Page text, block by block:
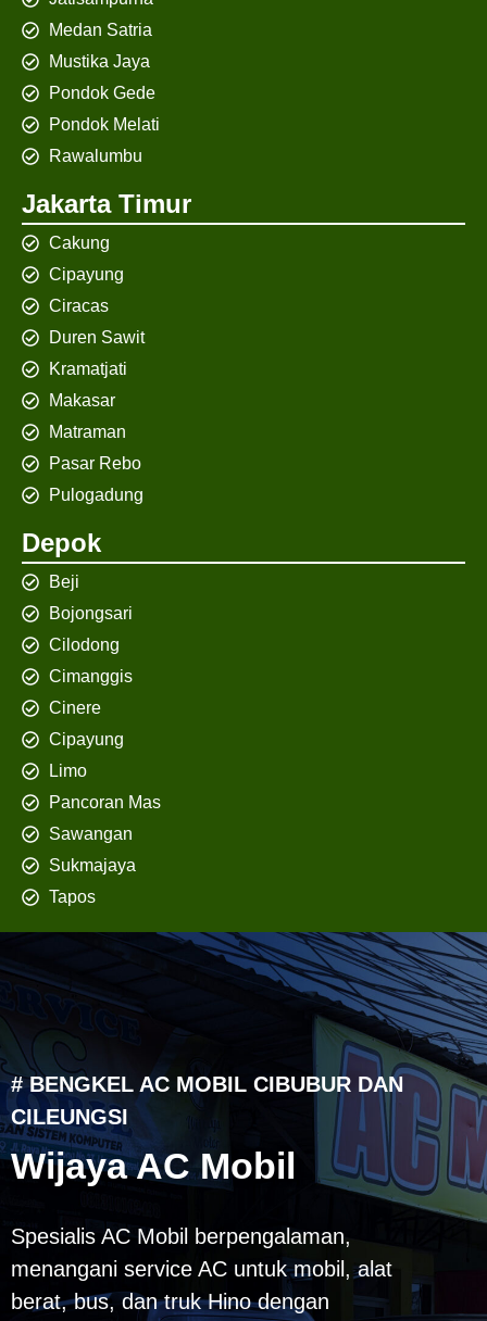
Medan Satria
Mustika Jaya
Pondok Gede
Pondok Melati
Rawalumbu
Jakarta Timur
Cakung
Cipayung
Ciracas
Duren Sawit
Kramatjati
Makasar
Matraman
Pasar Rebo
Pulogadung
Depok
Beji
Bojongsari
Cilodong
Cimanggis
Cinere
Cipayung
Limo
Pancoran Mas
Sawangan
Sukmajaya
Tapos
# BENGKEL AC MOBIL CIBUBUR DAN
CILEUNGSI
Wijaya AC Mobil
Spesialis AC Mobil berpengalaman,
menangani service AC untuk mobil, alat
berat, bus, dan truk Hino dengan